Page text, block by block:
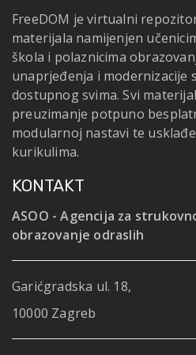
FreeDOM je virtualni
materijala namijenjen
škola i polaznicima
unaprjeđenja i modernizacije
dostupnog svima. Svi
preuzimanje potpuno
modularnoj nastavi te
kurikulima.
KONTAKT
ASOO - Agencija za
obrazovanje odraslih
Garićgradska ul. 18,
10000 Zagreb